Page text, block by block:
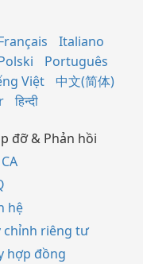
Italiano
Português
Việt
中文(简体)
हिन्दी
đỡ & Phản hồi
hệ
chỉnh riêng tư
hợp đồng